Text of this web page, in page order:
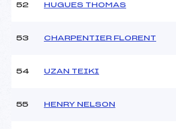
52 HUGUES THOMAS
53 CHARPENTIER FLORENT
54 UZAN TEIKI
55 HENRY NELSON